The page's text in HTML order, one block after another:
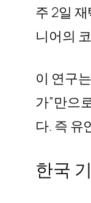
주 2일
니어의
이 연구
가”만으
다. 즉 유
한국